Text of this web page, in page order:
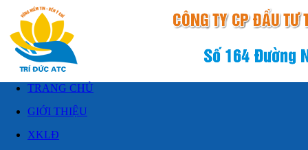
TRANG CHỦ
GIỚI THIỆU
XKLĐ